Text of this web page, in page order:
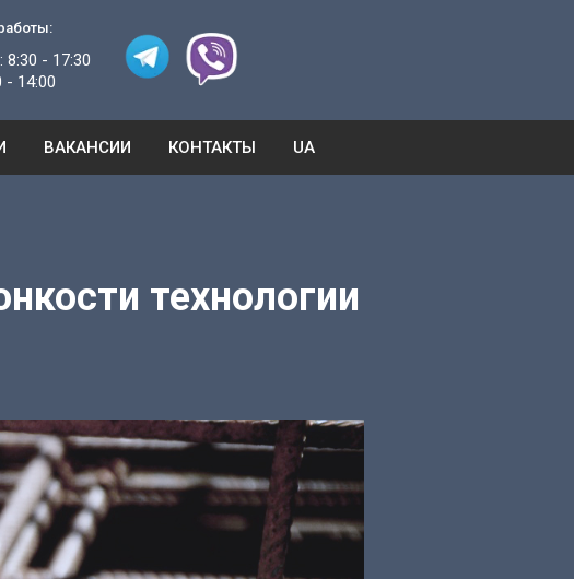
- 17:30
- 14:00
ВАКАНСИИ КОНТАКТЫ UA
технологии